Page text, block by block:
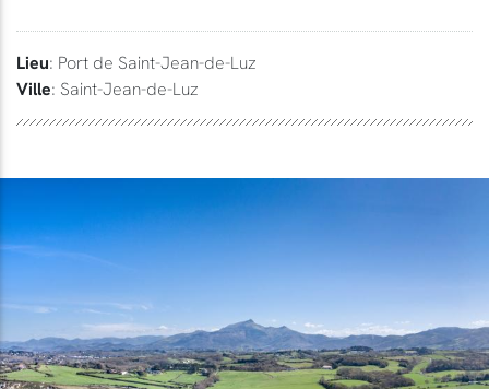
Lieu: Port de Saint-Jean-de-Luz
Ville: Saint-Jean-de-Luz